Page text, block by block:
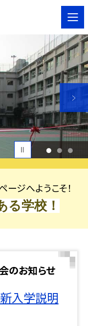
1 2 3
ジへようこそ！
る学校！
のお知らせ
入学説明